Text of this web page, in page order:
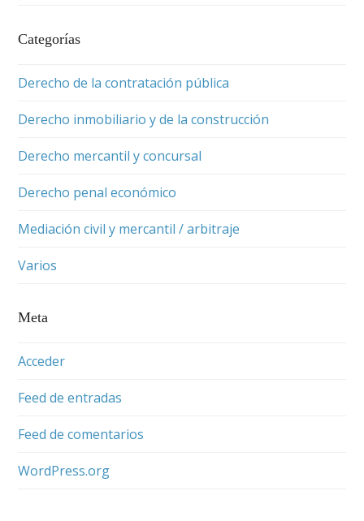
Categorías
Derecho de la contratación pública
Derecho inmobiliario y de la construcción
Derecho mercantil y concursal
Derecho penal económico
Mediación civil y mercantil / arbitraje
Varios
Meta
Acceder
Feed de entradas
Feed de comentarios
WordPress.org